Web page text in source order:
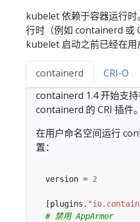
kubelet 依赖于容器运行
行时（例如 containerd 或
kubelet 启动之前已经在用
containerd
CRI-O
containerd 1.4 开始支
containerd 的 CRI 插件。
在用户命名空间运行
置：
version = 2
[plugins.
# 禁用 AppArmor